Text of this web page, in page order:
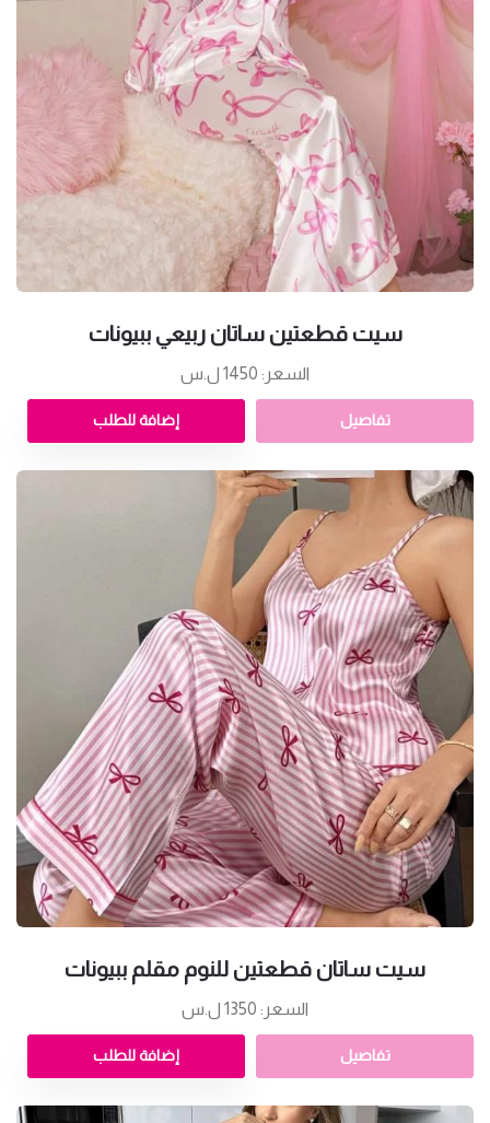
سيت قطعتين ساتان ربيعي ببيونات
السعر: 1450 ل.س
تفاصيل إضافة للطلب
سيت ساتان قطعتين للنوم مقلم ببيونات
السعر: 1350 ل.س
تفاصيل إضافة للطلب